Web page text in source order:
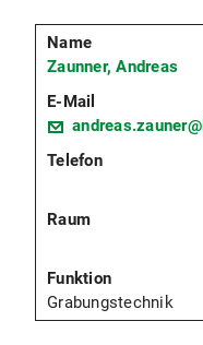
Zaunner, Andreas
Grabungstechnik